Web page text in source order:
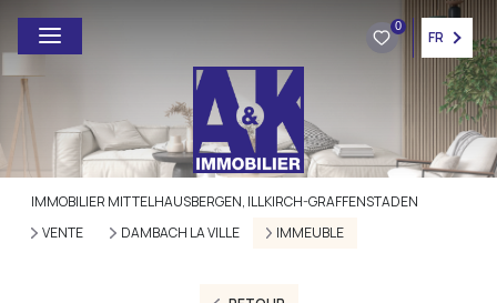
0
FR
IMMOBILIER MITTELHAUSBERGEN, ILLKIRCH-GRAFFENSTADEN
VENTE
DAMBACH LA VILLE IMMEUBLE